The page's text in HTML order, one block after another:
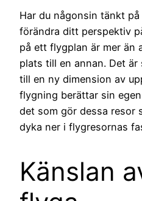
Har du någonsin tänkt
förändra ditt perspektiv
på ett flygplan är mer än
plats till en annan. Det
till en ny dimension av
flygning berättar sin
det som gör dessa resor
dyka ner i flygresornas
Känslan